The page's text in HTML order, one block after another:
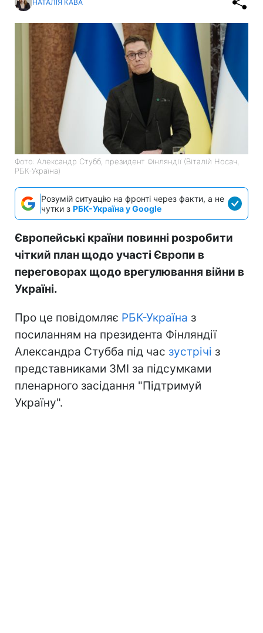
НАТАЛІЯ КАВА
Фото: Александр Стубб, президент Фінляндії (Віталій Носач,
РБК-Україна)
Розумій ситуацію на фронті через факти, а не
чутки з РБК-Україна у Google
Європейські країни повинні розробити
чіткий план щодо участі Європи в
переговорах щодо врегулювання війни в
Україні.
Про це повідомляє РБК-Україна з
посиланням на президента Фінляндії
Александра Стубба під час зустрічі з
представниками ЗМІ за підсумками
пленарного засідання "Підтримуй
Україну".